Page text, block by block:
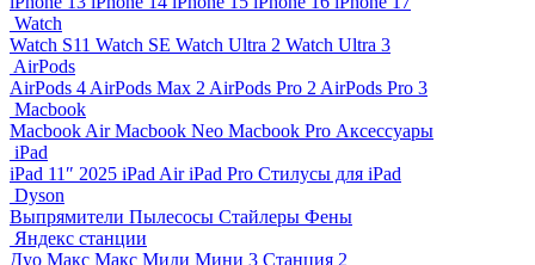
Watch
Watch S11 Watch SE Watch Ultra 2 Watch Ultra 3
AirPods
AirPods 4 AirPods Max 2 AirPods Pro 2 AirPods Pro 3
Macbook
Macbook AirMacbook Neo Macbook Pro Аксессуары
iPad
iPad 11″ 2025 iPad AiriPad Pro Стилусы для iPad
Dyson
Выпрямители Пылесосы Стайлеры Фены
Яндекс станции
Дуо Макс Макс Миди Мини 3 Станция 2